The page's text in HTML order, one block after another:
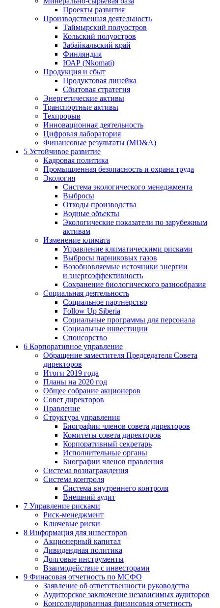
Проекты развития
Производственная деятельность
Таймырский полуостров
Кольский полуостров
Забайкальский край
Финляндия
ЮАР (Nkomati)
Продукция и сбыт
Продуктовая линейка
Сбытовая стратегия
Энергетические активы
Транспортные активы
Техпрорыв
Инновационная деятельность
Цифровая лаборатория
Финансовые результаты (MD&A)
5 Устойчивое развитие
Кадровая политика
Промышленная безопасность и охрана труда
Экология
Система экологического менеджмента
Выбросы
Отходы производства
Водные объекты
Экологические показатели по зарубежным
активам
Изменение климата
Управление климатическими рисками
Выбросы парниковых газов
Возобновляемые источники энергии
и энергоэффективность
Сохранение биологического разнообразия
Социальная деятельность
Социальное партнерство
Follow Up Siberia
Социальные программы для персонала
Социальные инвестиции
Спонсорство
6 Корпоративное управление
Обращение заместителя Председателя Совета
директоров
Итоги 2019 года
Планы на 2020 год
Общее собрание акционеров
Совет директоров
Правление
Структура управления
Биографии членов совета директоров
Комитеты совета директоров
Корпоративный секретарь
Исполнительные органы
Биографии членов правления
Система вознаграждения
Система контроля
Система внутреннего контроля
Внешний аудит
7 Управление рисками
Риск-менеджмент
Ключевые риски
8 Информация для инвесторов
Акционерный капитал
Дивидендная политика
Долговые инструменты
Взаимодействие с инвеcторами
9 Финасовая отчетность по МСФО
Заявление об ответственности руководства
Аудиторское заключение независимых аудиторов
Консолидированная финансовая отчетность